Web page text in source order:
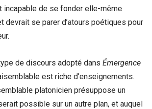
incapable de se fonder elle-même
devrait se parer d’atours poétiques pour
de discours adopté dans Émergence
est riche d’enseignements.
platonicien présuppose un
possible sur un autre plan, et auquel